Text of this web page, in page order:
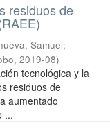
residuos de
Samuel;
, 2019-08)
tecnológica y la
residuos de
aumentado
...